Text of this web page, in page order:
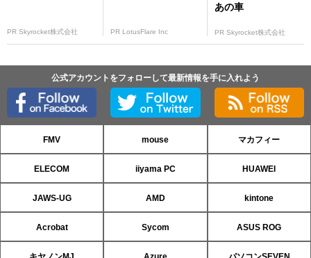
PR Skyrocket株式会社 PR LotusFlare Inc
あの車
PR Skyrocket株式会社
公式アカウントをフォローして最新情報を手に入れよう
FMV mouse マカフィー
ELECOM iiyama PC HUAWEI
JAWS-UG AMD kintone
Acrobat Sycom ASUS ROG